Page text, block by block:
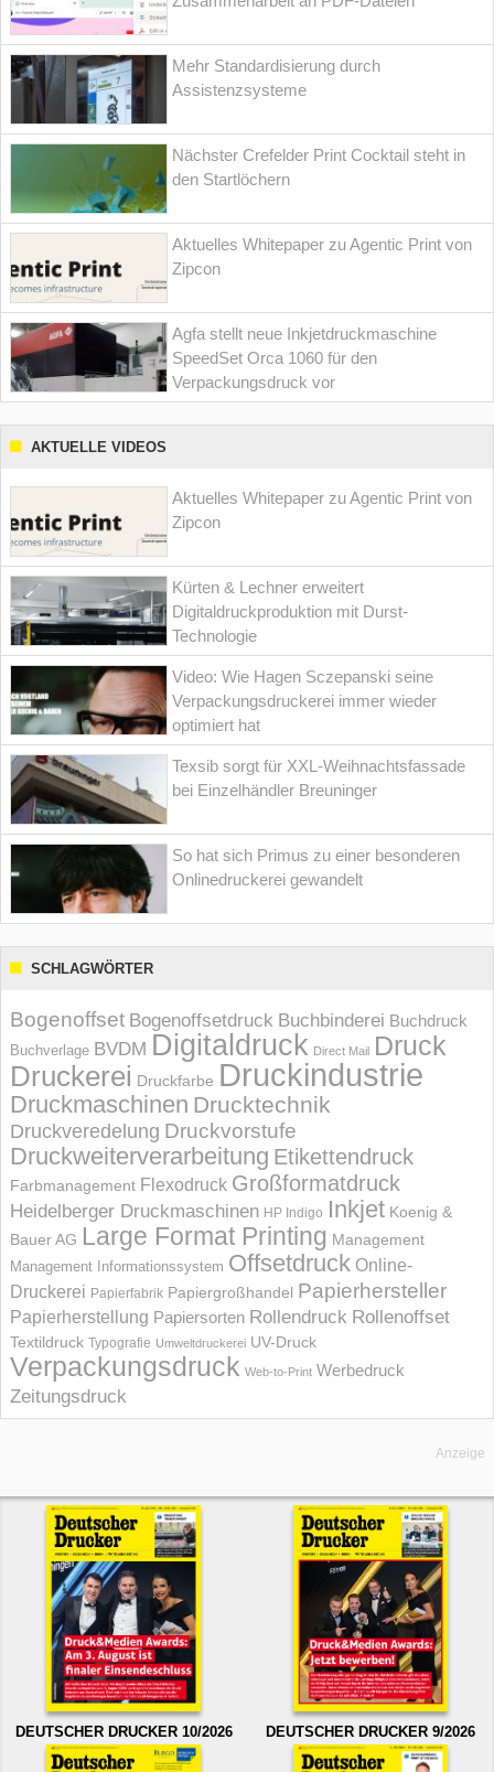
Mehr Standardisierung durch
Assistenzsysteme
Nächster Crefelder Print Cocktail steht in
den Startlöchern
Aktuelles Whitepaper zu Agentic Print von
Zipcon
Agfa stellt neue Inkjetdruckmaschine
SpeedSet Orca 1060 für den
Verpackungsdruck vor
AKTUELLE VIDEOS
Aktuelles Whitepaper zu Agentic Print von
Zipcon
Kürten & Lechner erweitert
Digitaldruckproduktion mit Durst-
Technologie
Video: Wie Hagen Sczepanski seine
Verpackungsdruckerei immer wieder
optimiert hat
Texsib sorgt für XXL-Weihnachtsfassade
bei Einzelhändler Breuninger
So hat sich Primus zu einer besonderen
Onlinedruckerei gewandelt
SCHLAGWÖRTER
Bogenoffset Bogenoffsetdruck Buchbinderei Buchdruck
Buchverlage BVDM Digitaldruck Direct Mail Druck
Druckerei Druckfarbe Druckindustrie
Druckmaschinen Drucktechnik
Druckveredelung Druckvorstufe
Druckweiterverarbeitung Etikettendruck
Farbmanagement Flexodruck Großformatdruck
Heidelberger Druckmaschinen HP Indigo Inkjet Koenig &
Bauer AG Large Format Printing Management
Management Informations­system Offsetdruck Online-
Druckerei Papierfabrik Papiergroßhandel Papierhersteller
Papierherstellung Papiersorten Rollendruck Rollenoffset
Textildruck Typografie Umweltdruckerei UV-Druck
Verpackungsdruck Web-to-Print Werbedruck
Zeitungsdruck
Anzeige
DEUTSCHER DRUCKER 10/2026 DEUTSCHER DRUCKER 9/2026